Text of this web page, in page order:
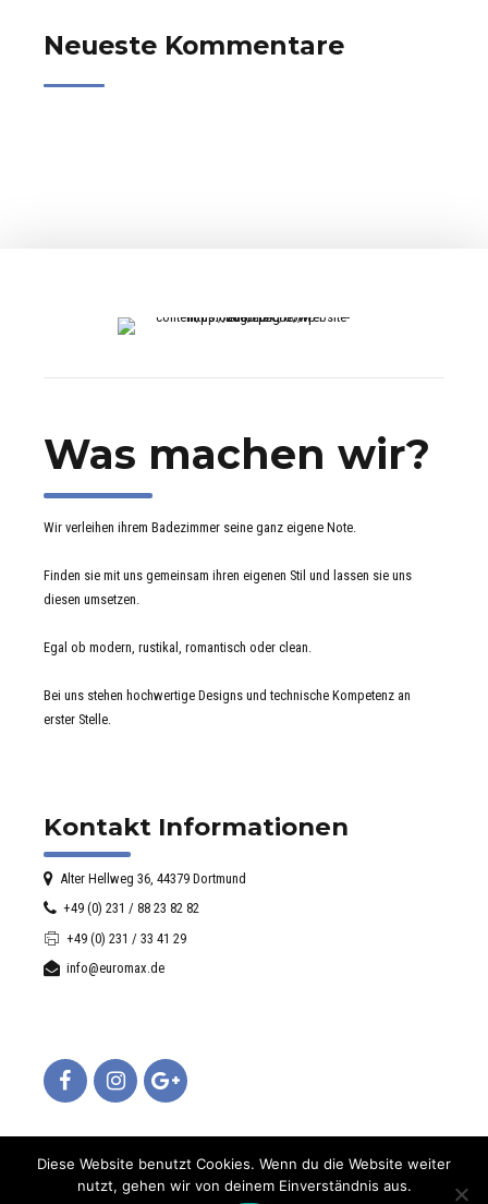
Neueste Kommentare
Was machen wir?
Wir verleihen ihrem Badezimmer seine ganz eigene Note.
Finden sie mit uns gemeinsam ihren eigenen Stil und lassen sie uns
diesen umsetzen.
Egal ob modern, rustikal, romantisch oder clean.
Bei uns stehen hochwertige Designs und technische Kompetenz an
erster Stelle.
Kontakt Informationen
Alter Hellweg 36, 44379 Dortmund
+49 (0) 231 / 88 23 82 82
+49 (0) 231 / 33 41 29
info@euromax.de
Diese Website benutzt Cookies. Wenn du die Website weiter
nutzt, gehen wir von deinem Einverständnis aus.